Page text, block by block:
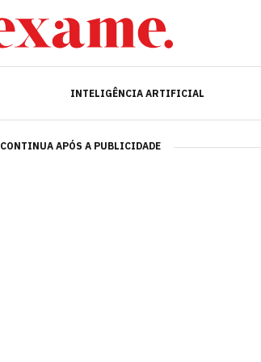
INTELIGÊNCIA ARTIFICIAL
INTELIGÊNCIA ARTIFICIAL
CONTINUA APÓS A PUBLICIDADE